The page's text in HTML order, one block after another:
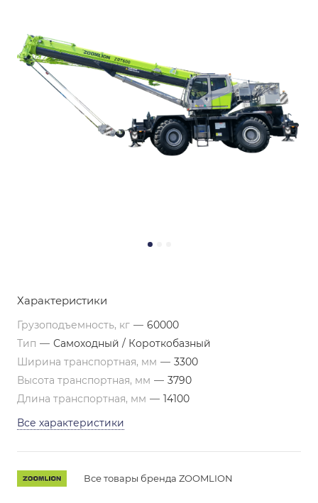
Характеристики
Грузоподъемность, кг — 60000
Тип — Самоходный / Короткобазный
Ширина транспортная, мм — 3300
Высота транспортная, мм — 3790
Длина транспортная, мм — 14100
Все характеристики
Все товары бренда ZOOMLION